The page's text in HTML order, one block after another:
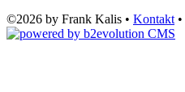
©2026 by Frank Kalis • Kontakt •